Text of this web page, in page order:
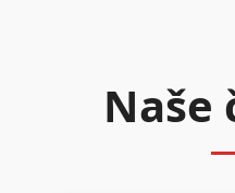
Naše